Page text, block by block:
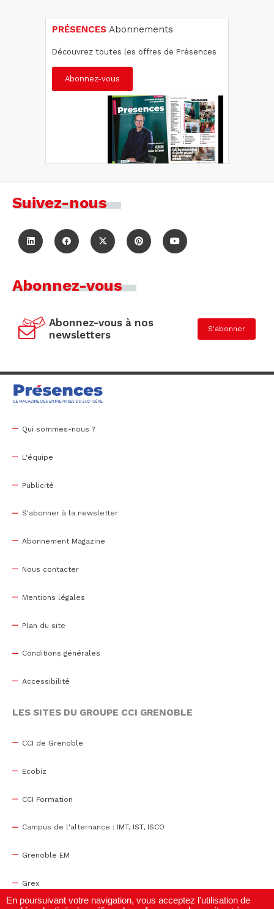
PRÉSENCES Abonnements
Découvrez toutes les offres de Présences
Abonnez-vous
Suivez-nous
Abonnez-vous
Abonnez-vous à nos
newsletters
S'abonner
Qui sommes-nous ?
L'équipe
Publicité
S'abonner à la newsletter
Abonnement Magazine
Nous contacter
Mentions légales
Plan du site
Conditions générales
Accessibilité
LES SITES DU GROUPE CCI GRENOBLE
CCI de Grenoble
Ecobiz
CCI Formation
Campus de l'alternance : IMT, IST, ISCO
Grenoble EM
Grex
En poursuivant votre navigation, vous acceptez l'utilisation de